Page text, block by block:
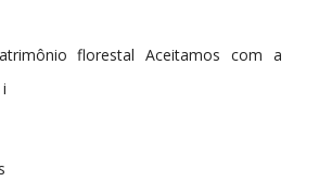
florestal Aceitamos com a